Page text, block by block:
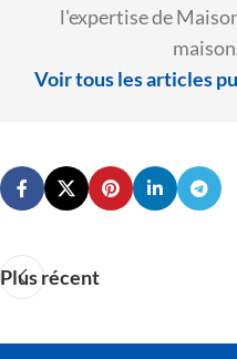
l'expertise de
Voir tous les articles
Plus récent